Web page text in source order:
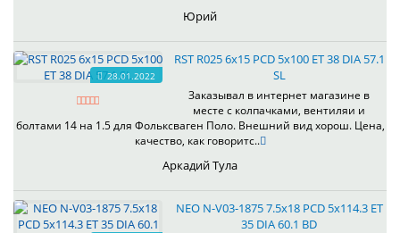
Юрий
28.01.2022
RST R025 6x15 PCD 5x100 ET 38 DIA 57.1
SL
Заказывал в интернет магазине в
месте с колпачками, вентиляи и
болтами 14 на 1.5 для Фольксваген Поло. Внешний вид хорош. Цена,
качество, как говоритс..
Аркадий Тула
NEO N-V03-1875 7.5x18 PCD 5x114.3 ET
35 DIA 60.1 BD